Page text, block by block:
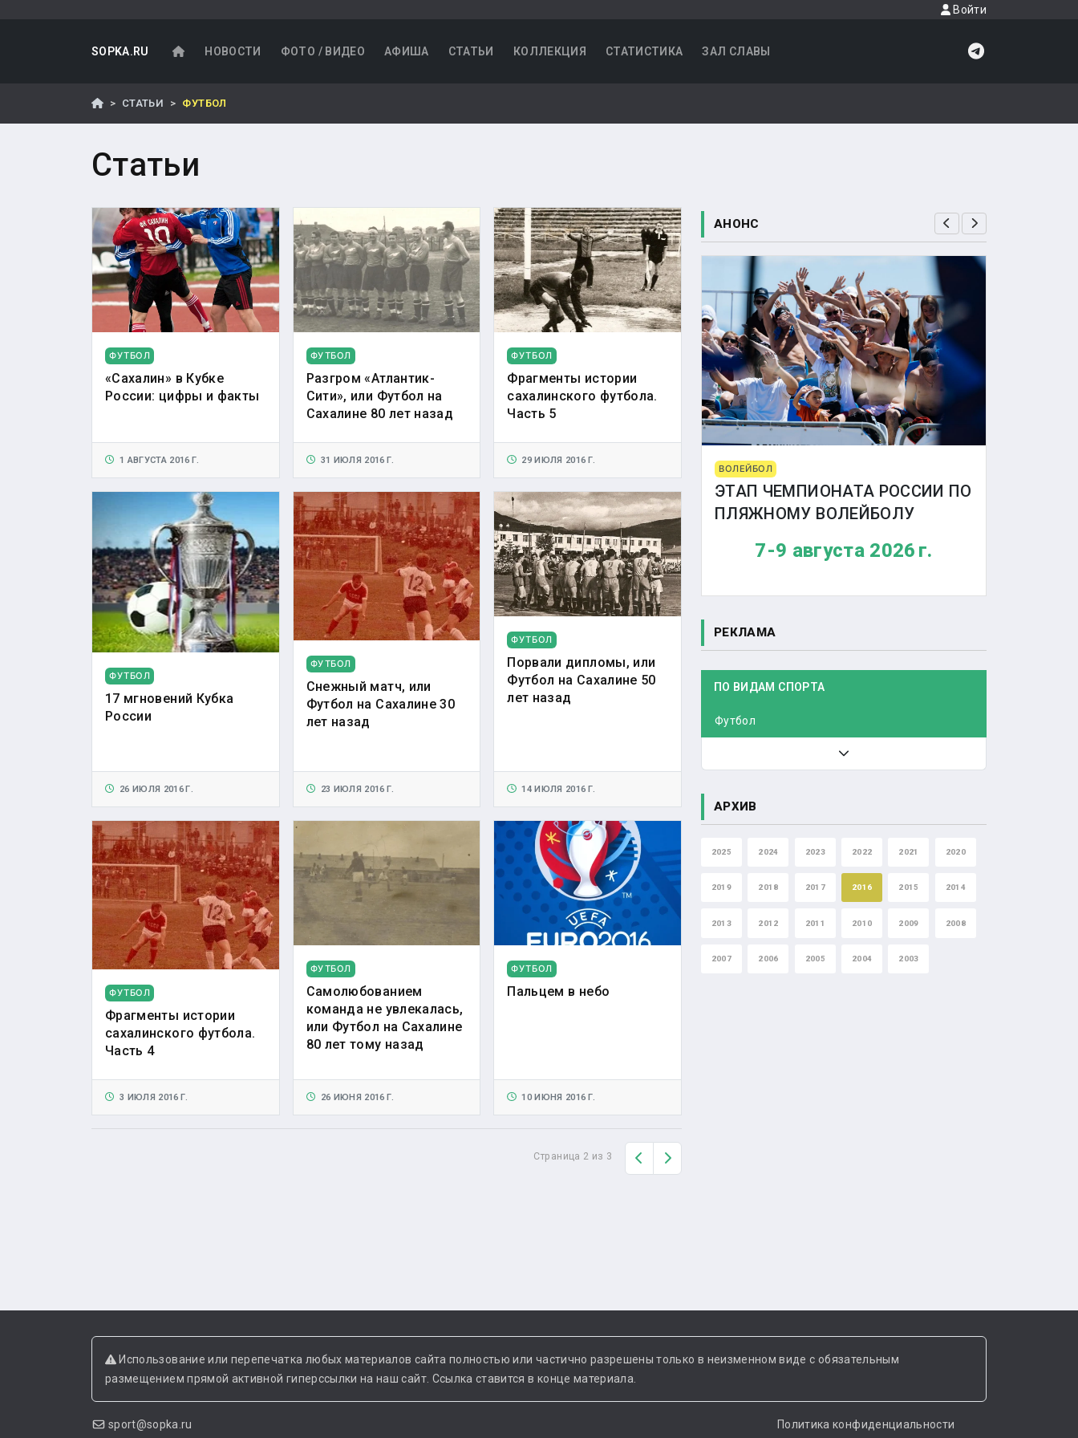
Войти
SOPKA.RU НОВОСТИ ФОТО / ВИДЕО АФИША СТАТЬИ КОЛЛЕКЦИЯ СТАТИСТИКА ЗАЛ СЛАВЫ
СТАТЬИ ФУТБОЛ
Статьи
ФУТБОЛ
«Сахалин» в Кубке
России: цифры и факты
1 АВГУСТА 2016 Г.
ФУТБОЛ
Разгром «Атлантик-
Сити», или Футбол на
Сахалине 80 лет назад
31 ИЮЛЯ 2016 Г.
ФУТБОЛ
Фрагменты истории
сахалинского футбола.
Часть 5
29 ИЮЛЯ 2016 Г.
ФУТБОЛ
17 мгновений Кубка
России
26 ИЮЛЯ 2016 Г.
ФУТБОЛ
Снежный матч, или
Футбол на Сахалине 30
лет назад
23 ИЮЛЯ 2016 Г.
ФУТБОЛ
Порвали дипломы, или
Футбол на Сахалине 50
лет назад
14 ИЮЛЯ 2016 Г.
ФУТБОЛ
Фрагменты истории
сахалинского футбола.
Часть 4
3 ИЮЛЯ 2016 Г.
ФУТБОЛ
Самолюбованием
команда не увлекалась,
или Футбол на Сахалине
80 лет тому назад
26 ИЮНЯ 2016 Г.
ФУТБОЛ
Пальцем в небо
10 ИЮНЯ 2016 Г.
Страница 2 из 3 НазадВперед
АНОНС
ВОЛЕЙБОЛ
ЭТАП ЧЕМПИОНАТА РОССИИ ПО
ПЛЯЖНОМУ ВОЛЕЙБОЛУ
7-9 августа 2026 г.
РЕКЛАМА
ПО ВИДАМ СПОРТА
Футбол
АРХИВ
2025 2024 2023 2022 2021 2020
2019 2018 2017 2016 2015 2014
2013 2012 2011 2010 2009 2008
2007 2006 2005 2004 2003
Использование или перепечатка любых материалов сайта полностью или частично разрешены только в неизменном виде с обязательным
размещением прямой активной гиперссылки на наш сайт. Ссылка ставится в конце материала.
sport@sopka.ru
Политика конфиденциальности